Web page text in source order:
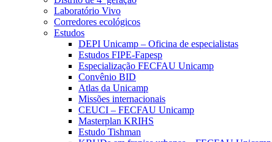
Laboratório Vivo
Corredores ecológicos
Estudos
DEPI Unicamp – Oficina de especialistas
Estudos FIPE-Fapesp
Especialização FECFAU Unicamp
Convênio BID
Atlas da Unicamp
Missões internacionais
CEUCI – FECFAU Unicamp
Masterplan KRIHS
Estudo Tishman